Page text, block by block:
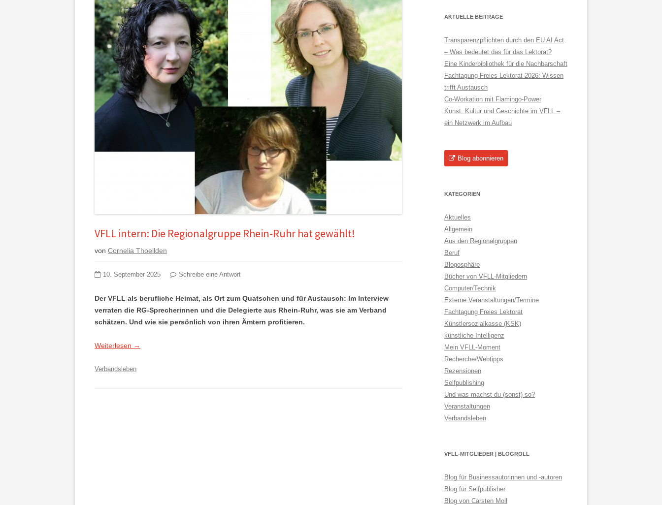
VFLL intern: Die Regionalgruppe Rhein-Ruhr hat gewählt!
von Cornelia Thoellden
10. September 2025 Schreibe eine Antwort
Der VFLL als berufliche Heimat, als Ort zum Quatschen und für Austausch: Im Interview
verraten die RG-Sprecherinnen und die Delegierte aus Rhein-Ruhr, was sie am Verband
schätzen. Und wie sie persönlich von ihren Ämtern profitieren.
Weiterlesen →
Verbandsleben
AKTUELLE BEITRÄGE
Transparenzpflichten durch den EU AI Act
– Was bedeutet das für das Lektorat?
Eine Kinderbibliothek für die Nachbarschaft
Fachtagung Freies Lektorat 2026: Wissen
trifft Austausch
Co-Workation mit Flamingo-Power
Kunst, Kultur und Geschichte im VFLL –
ein Netzwerk im Aufbau
Blog abonnieren
KATEGORIEN
Aktuelles
Allgemein
Aus den Regionalgruppen
Beruf
Blogosphäre
Bücher von VFLL-Mitgliedern
Computer/Technik
Externe Veranstaltungen/Termine
Fachtagung Freies Lektorat
Künstlersozialkasse (KSK)
künstliche Intelligenz
Mein VFLL-Moment
Recherche/Webtipps
Rezensionen
Selfpublishing
Und was machst du (sonst) so?
Veranstaltungen
Verbandsleben
VFLL-MITGLIEDER | BLOGROLL
Blog für Businessautorinnen und -autoren
Blog für Selfpublisher
Blog von Carsten Moll